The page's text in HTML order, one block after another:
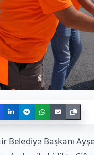
Belediye Başkanı